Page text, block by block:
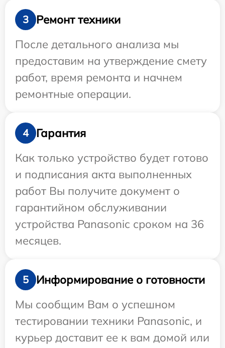
3
Ремонт техники
После детального анализа мы
предоставим на утверждение смету
работ, время ремонта и начнем
ремонтные операции.
4
Гарантия
Как только устройство будет готово
и подписания акта выполненных
работ Вы получите документ о
гарантийном обслуживании
устройства Panasonic сроком на 36
месяцев.
5
Информирование о готовности
Мы сообщим Вам о успешном
тестировании техники Panasonic, и
курьер доставит ее к вам домой или